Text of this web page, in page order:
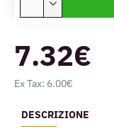
7.32€
Ex Tax: 6.00€
DESCRIZIONE